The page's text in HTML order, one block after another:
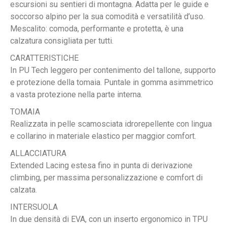
escursioni su sentieri di montagna. Adatta per le guide e
soccorso alpino per la sua comodità e versatilità d’uso.
Mescalito: comoda, performante e protetta, è una
calzatura consigliata per tutti.
CARATTERISTICHE
In PU Tech leggero per contenimento del tallone, supporto
e protezione della tomaia. Puntale in gomma asimmetrico
a vasta protezione nella parte interna.
TOMAIA
Realizzata in pelle scamosciata idrorepellente con lingua
e collarino in materiale elastico per maggior comfort.
ALLACCIATURA
Extended Lacing estesa fino in punta di derivazione
climbing, per massima personalizzazione e comfort di
calzata.
INTERSUOLA
In due densità di EVA, con un inserto ergonomico in TPU